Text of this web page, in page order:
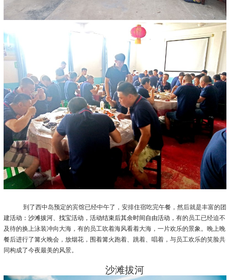
到了西中岛预定的宾馆已经中午了，安排住宿吃完午餐，然后就是丰富的团
建活动：沙滩拔河、找宝活动，活动结束后其余时间自由活动， 有的员工已经迫不
及待的换上泳装冲向大海，有的员工吹着海风看着大海，一片欢乐的景象。晚上晚
餐后进行了篝火晚会，放烟花，围着篝火跑着、跳着、唱着，与员工欢乐的笑脸共
同构成了今夜最美的风景。
沙滩拔河